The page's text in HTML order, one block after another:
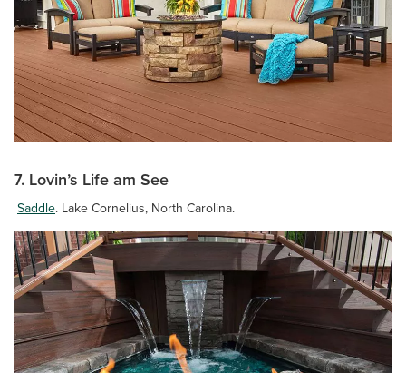
7. Lovin’s Life am See
Saddle. Lake Cornelius, North Carolina.